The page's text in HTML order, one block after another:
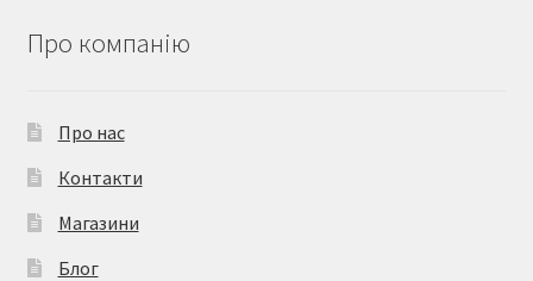
Про компанію
Про нас
Контакти
Магазини
Блог